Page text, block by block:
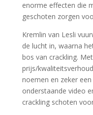
enorme effecten die
geschoten zorgen
Kremlin van Lesli
de lucht in, waarna
bos van crackling.
prijs/
noemen en zeker
onderstaande video
crackling schoten